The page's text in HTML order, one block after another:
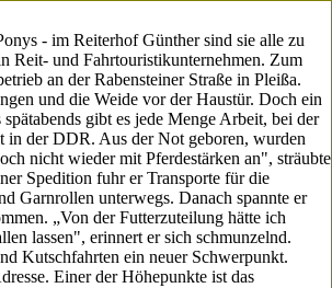
- im Reiterhof Günther sind sie alle zu
Reit- und Fahrtouristikunternehmen. Zum
an der Rabensteiner Straße in Pleißa.
und die Weide vor der Haustür. Doch ein
gibt es jede Menge Arbeit, bei der
in der DDR. Aus der Not geboren, wurden
nicht wieder mit Pferdestärken an", sträubte
Spedition fuhr er Transporte für die
Garnrollen unterwegs. Danach spannte er
„Von der Futterzuteilung hätte ich
lassen", erinnert er sich schmunzelnd.
Kutschfahrten ein neuer Schwerpunkt.
Einer der Höhepunkte ist das